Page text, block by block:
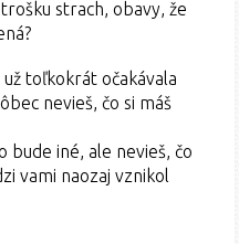
strach, obavy, že
toľkokrát očakávala
nevieš, čo si máš
iné, ale nevieš, čo
vami naozaj vznikol